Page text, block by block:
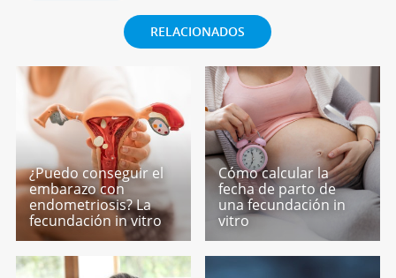
RELACIONADOS
¿Puedo conseguir el
embarazo con
endometriosis? La
fecundación in vitro
Cómo calcular la
fecha de parto de
una fecundación in
vitro